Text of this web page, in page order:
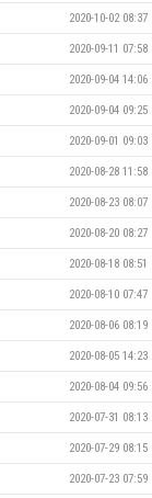
2020-10-02 08:37
2020-09-11 07:58
2020-09-04 14:06
2020-09-04 09:25
2020-09-01 09:03
2020-08-28 11:58
2020-08-23 08:07
2020-08-20 08:27
2020-08-18 08:51
2020-08-10 07:47
2020-08-06 08:19
2020-08-05 14:23
2020-08-04 09:56
2020-07-31 08:13
2020-07-29 08:15
2020-07-23 07:59